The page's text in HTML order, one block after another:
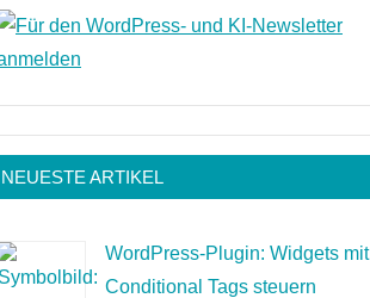
NEUESTE ARTIKEL
WordPress-Plugin: Widgets mit
Conditional Tags steuern